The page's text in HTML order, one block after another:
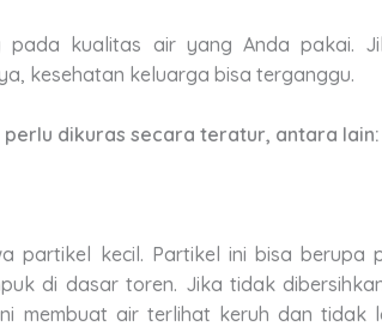
pada kualitas air yang Anda pakai.
kesehatan keluarga bisa terganggu.
dikuras secara teratur, antara lain:
partikel kecil. Partikel ini bisa berupa
di dasar toren. Jika tidak
membuat air terlihat keruh dan tidak